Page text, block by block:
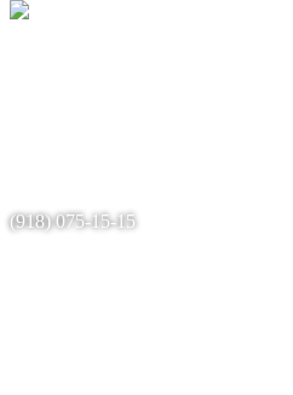
(918) 075-15-15